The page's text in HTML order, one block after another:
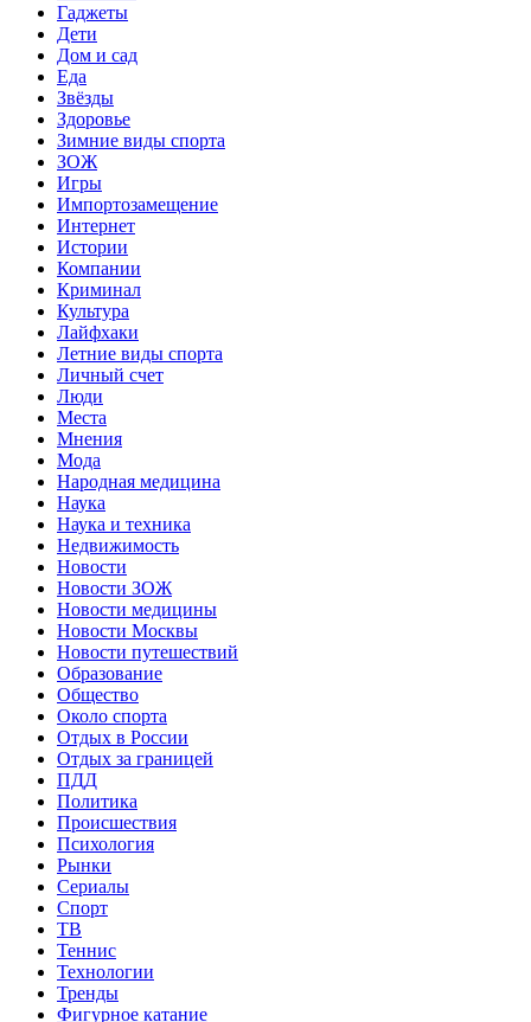
Гаджеты
Дети
Дом и сад
Еда
Звёзды
Здоровье
Зимние виды спорта
ЗОЖ
Игры
Импортозамещение
Интернет
Истории
Компании
Криминал
Культура
Лайфхаки
Летние виды спорта
Личный счет
Люди
Места
Мнения
Мода
Народная медицина
Наука
Наука и техника
Недвижимость
Новости
Новости ЗОЖ
Новости медицины
Новости Москвы
Новости путешествий
Образование
Общество
Около спорта
Отдых в России
Отдых за границей
ПДД
Политика
Происшествия
Психология
Рынки
Сериалы
Спорт
ТВ
Теннис
Технологии
Тренды
Фигурное катание